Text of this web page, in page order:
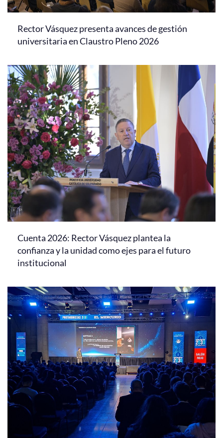
Rector Vásquez presenta avances de gestión
universitaria en Claustro Pleno 2026
Cuenta 2026: Rector Vásquez plantea la
confianza y la unidad como ejes para el futuro
institucional